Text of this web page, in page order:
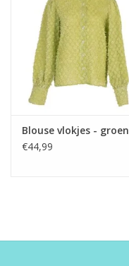
Home deco
SALE
Herensokken
Blouse vlokjes - groen
€44,99